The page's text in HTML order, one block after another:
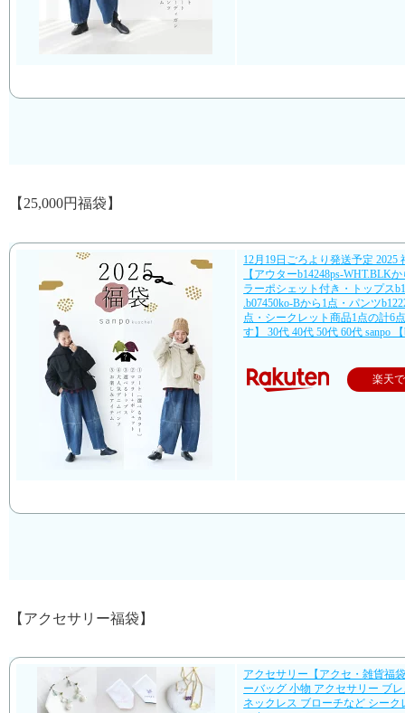
【25,000円福袋】
12月19日ごろより発送予定 2025
【アウターb14248ps-WHT.BLK
ラーポシェット付き・トップス
.b07450ko-Bから1点・パンツ
点・シークレット商品1点の計6
す】 30代 40代 50代 60代 sanpo
楽天
【アクセサリー福袋】
アクセサリー【アクセ・雑貨福
ーバッグ 小物 アクセサリー ブ
ネックレス ブローチなど シーク